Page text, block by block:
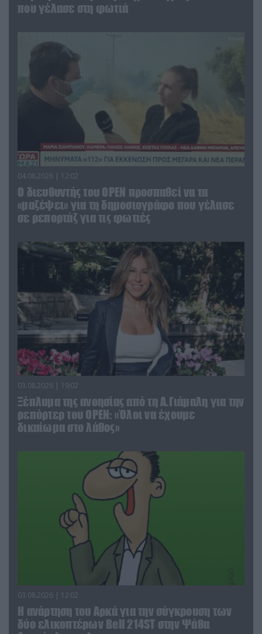
που γέλασε στη φωτιά
04.08.2026 | 12:02
O διευθυντής του OPEN προσπαθεί να τα
«μαζέψει» για τη δημοσιογράφο που γέλασε
σε ρεπορτάζ για τις φωτιές
03.08.2026 | 19:02
Ξέπλυμα της ανοησίας από τη Α.Γιάμαλη για την
ρεπόρτερ του ΟΡΕΝ: «Όλοι να έχουμε
δικαίωμα στο λάθος»
03.08.2026 | 12:02
Η ανάρτηση του Αρκά για την σύγκρουση των
δύο ελικοπτέρων Bell 214ST στην Ψάθα